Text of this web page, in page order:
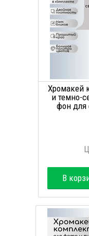
Хромакей
и темно-
фон для
В